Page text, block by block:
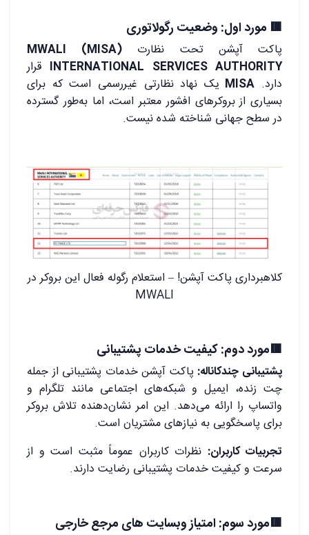
🟥 مورد اول: وضعیت رگولاتوری
پاکت آپشن تحت نظارت (MISA)
MWALI
INTERNATIONAL SERVICES AUTHORITY قرار
دارد. MISA یک نهاد نظارتی غیررسمی است که برای
بسیاری از بروکرهای افشور معتبر است، اما به‌طور گسترده
در سطح جهانی شناخته شده نیست.
کلاهبرداری پاکت آپشن! – استعلام رگوله فعال این بروکر در
MWALI
🟥مورد دوم: کیفیت خدمات پشتیبانی
پشتیبانی چندکاناله: پاکت آپشن خدمات پشتیبانی از جمله
چت زنده، ایمیل و شبکه‌های اجتماعی مانند تلگرام و
واتساپ را ارائه می‌دهد. این امر نشان‌دهنده تلاش بروکر
برای پاسخگویی به نیازهای مشتریان است.
تجربیات کاربران: نظرات کاربران عموماً مثبت است و از
سرعت و کیفیت خدمات پشتیبانی رضایت دارند.
🟥مورد سوم: امتیاز وبسایت های مرجع خارجی